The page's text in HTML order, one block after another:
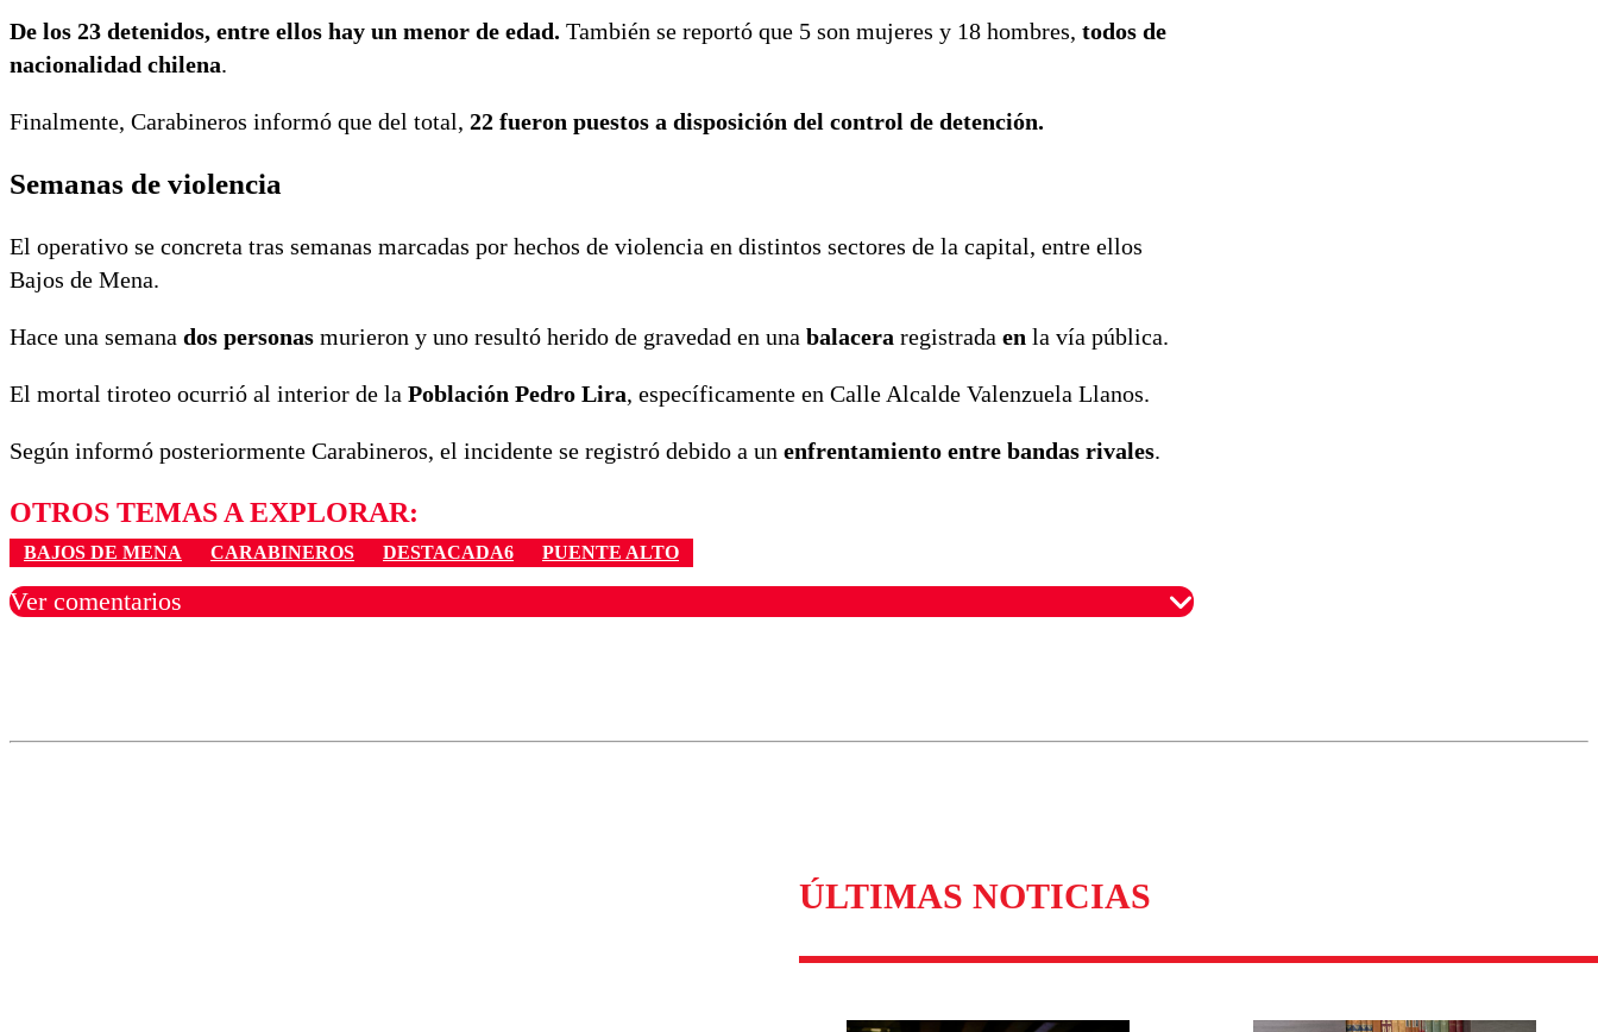
De los 23 detenidos, entre ellos hay un menor de edad. También se reportó que 5 son mujeres y 18 hombres, todos de
nacionalidad chilena.
Finalmente, Carabineros informó que del total, 22 fueron puestos a disposición del control de detención.
Semanas de violencia
El operativo se concreta tras semanas marcadas por hechos de violencia en distintos sectores de la capital, entre ellos
Bajos de Mena.
Hace una semana dos personas murieron y uno resultó herido de gravedad en una balacera registrada en la vía pública.
El mortal tiroteo ocurrió al interior de la Población Pedro Lira, específicamente en Calle Alcalde Valenzuela Llanos.
Según informó posteriormente Carabineros, el incidente se registró debido a un enfrentamiento entre bandas rivales.
OTROS TEMAS A EXPLORAR:
BAJOS DE MENA CARABINEROS DESTACADA6 PUENTE ALTO
Ver comentarios
ÚLTIMAS NOTICIAS